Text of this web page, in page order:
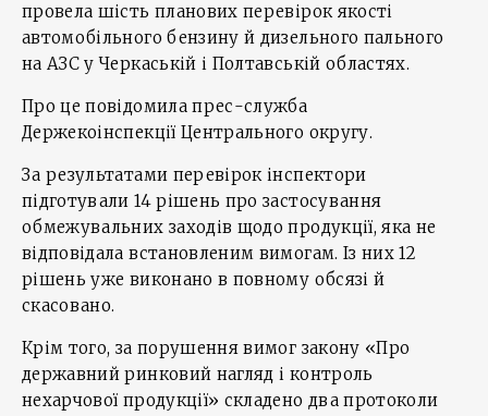
провела шість планових перевірок якості
автомобільного бензину й дизельного пального
на АЗС у Черкаській і Полтавській областях.
Про це повідомила прес-служба
Держекоінспекції Центрального округу.
За результатами перевірок інспектори
підготували 14 рішень про застосування
обмежувальних заходів щодо продукції, яка не
відповідала встановленим вимогам. Із них 12
рішень уже виконано в повному обсязі й
скасовано.
Крім того, за порушення вимог закону «Про
державний ринковий нагляд і контроль
нехарчової продукції» складено два протоколи